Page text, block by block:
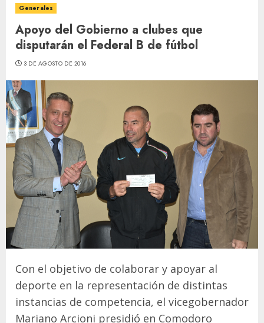
Generales
Apoyo del Gobierno a clubes que
disputarán el Federal B de fútbol
3 DE AGOSTO DE 2016
Con el objetivo de colaborar y apoyar al
deporte en la representación de distintas
instancias de competencia, el vicegobernador
Mariano Arcioni presidió en Comodoro